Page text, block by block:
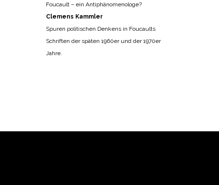
Foucault – ein Antiphänomenologe?
Clemens Kammler
Spuren politischen Denkens in Foucaults
Schriften der späten 1960er und der 1970er
Jahre.